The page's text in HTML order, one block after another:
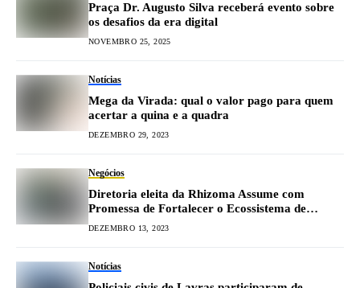
Praça Dr. Augusto Silva receberá evento sobre
os desafios da era digital
NOVEMBRO 25, 2025
Notícias
Mega da Virada: qual o valor pago para quem
acertar a quina e a quadra
DEZEMBRO 29, 2023
Negócios
Diretoria eleita da Rhizoma Assume com
Promessa de Fortalecer o Ecossistema de
Inovação em Lavras
DEZEMBRO 13, 2023
Notícias